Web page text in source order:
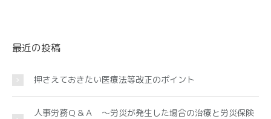
最近の投稿
押さえておきたい医療法等改正のポイント
人事労務Ｑ＆Ａ ～労災が発生した場合の治療と労災保険